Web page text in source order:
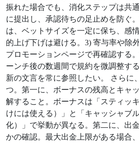
振れた場合でも、消化ステップは共
に提出し、承認待ちの足止めを防ぐ
は、ベットサイズを一定に保ち、感
的上げ下げは避ける。3) 寄与率や除
プロモーションページで再確認する
ーンチ後の数週間で規約を微調整す
新の文言を常に参照したい。 さらに
つ。第一に、ボーナスの残高とキャ
解すること。ボーナスは「スティッ
けには使える）」と「キャッシャブ
化）」で挙動が異なる。第二に、出
かの確認。最大出金上限がある場合